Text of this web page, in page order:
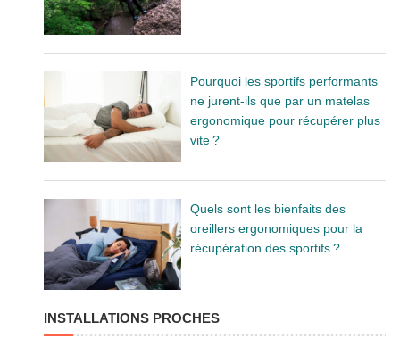
Pourquoi les sportifs performants
ne jurent-ils que par un matelas
ergonomique pour récupérer plus
vite ?
Quels sont les bienfaits des
oreillers ergonomiques pour la
récupération des sportifs ?
INSTALLATIONS PROCHES